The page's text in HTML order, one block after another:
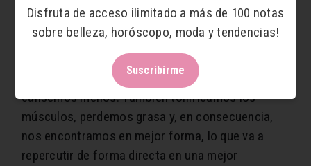
Realizar ejercicio de forma constante aumenta la
autoestima, ayuda a tener una autoimagen más
positiva y mejora la calidad de vida. Hacer
ejercicio físico, curiosamente, hace que nos
cansemos menos. También tonificamos los
músculos, perdemos grasa y, en consecuencia,
nos encontramos en mejor forma, lo que va a
repercutir de forma directa en una mejor
Disfruta de acceso ilimitado a más de 100 notas
sobre belleza, horóscopo, moda y tendencias!
Suscribirme